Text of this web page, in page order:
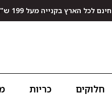
מעל 199 ש"ח > החזרות על חשבוננו > 100% שביעות רצון
חלוקים כריות